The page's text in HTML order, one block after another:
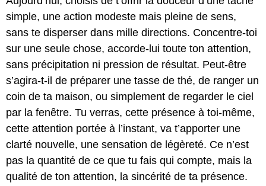
simple, une action modeste mais pleine de sens,
sans te disperser dans mille directions. Concentre-toi
sur une seule chose, accorde-lui toute ton attention,
sans précipitation ni pression de résultat. Peut-être
s’agira-t-il de préparer une tasse de thé, de ranger un
coin de ta maison, ou simplement de regarder le ciel
par la fenêtre. Tu verras, cette présence à toi-même,
cette attention portée à l’instant, va t’apporter une
clarté nouvelle, une sensation de légèreté. Ce n’est
pas la quantité de ce que tu fais qui compte, mais la
qualité de ton attention, la sincérité de ta présence.